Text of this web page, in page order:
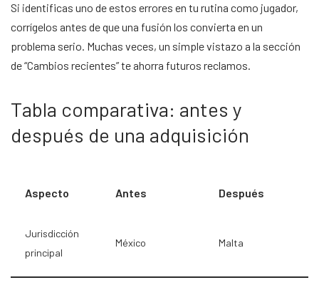
Si identificas uno de estos errores en tu rutina como jugador,
corrígelos antes de que una fusión los convierta en un
problema serio. Muchas veces, un simple vistazo a la sección
de “Cambios recientes” te ahorra futuros reclamos.
Tabla comparativa: antes y
después de una adquisición
Aspecto Antes Después
Jurisdicción
principal
México Malta